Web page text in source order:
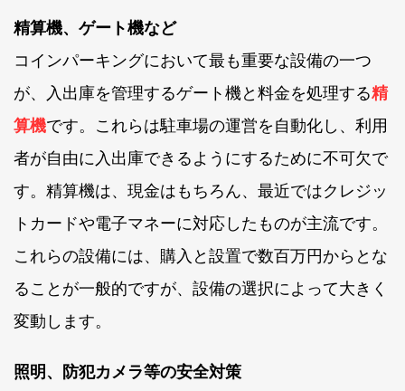
精算機、ゲート機など
コインパーキングにおいて最も重要な設備の一つ
が、入出庫を管理するゲート機と料金を処理する精
算機です。これらは駐車場の運営を自動化し、利用
者が自由に入出庫できるようにするために不可欠で
す。精算機は、現金はもちろん、最近ではクレジッ
トカードや電子マネーに対応したものが主流です。
これらの設備には、購入と設置で数百万円からとな
ることが一般的ですが、設備の選択によって大きく
変動します。
照明、防犯カメラ等の安全対策